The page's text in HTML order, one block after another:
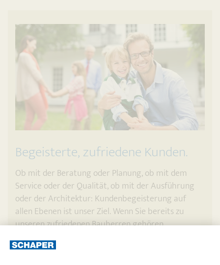
Begeisterte, zufriedene Kunden.
Ob mit der Beratung oder Planung, ob mit dem
Service oder der Qualität, ob mit der Ausführung
oder der Architektur: Kundenbegeisterung auf
allen Ebenen ist unser Ziel. Wenn Sie bereits zu
unseren zufriedenen Bauherren gehören,
empfehlen Sie uns doch bitte weiter. Vielen Dank.